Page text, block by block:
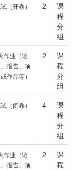
（开卷） 2
课
程
分
组
作业（论
报告、项
作品等）
2
课
程
分
组
（闭卷） 4
课
程
分
组
作业（论
报告、项
2
课
程